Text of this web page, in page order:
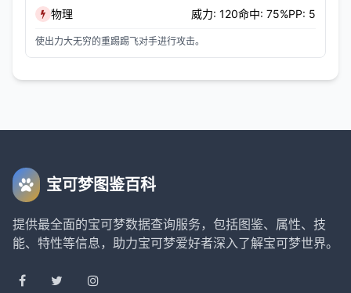
物理 威力: 120命中: 75%PP: 5
使出力大无穷的重踢踢飞对手进行攻击。
宝可梦图鉴百科
提供最全面的宝可梦数据查询服务，包括图鉴、属性、技
能、特性等信息，助力宝可梦爱好者深入了解宝可梦世界。